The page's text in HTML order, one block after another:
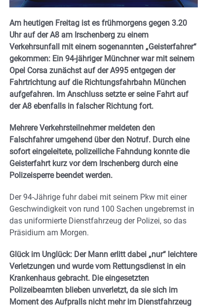
Am heutigen Freitag ist es frühmorgens gegen 3.20
Uhr auf der A8 am Irschenberg zu einem
Verkehrsunfall mit einem sogenannten „Geisterfahrer“
gekommen: Ein 94-jähriger Münchner war mit seinem
Opel Corsa zunächst auf der A995 entgegen der
Fahrtrichtung auf die Richtungsfahrbahn München
aufgefahren. Im Anschluss setzte er seine Fahrt auf
der A8 ebenfalls in falscher Richtung fort.
Mehrere Verkehrsteilnehmer meldeten den
Falschfahrer umgehend über den Notruf. Durch eine
sofort eingeleitete, polizeiliche Fahndung konnte die
Geisterfahrt kurz vor dem Irschenberg durch eine
Polizeisperre beendet werden.
Der 94-Jährige fuhr dabei mit seinem Pkw mit einer
Geschwindigkeit von rund 100 Sachen ungebremst in
das uniformierte Dienstfahrzeug der Polizei, so das
Präsidium am Morgen.
Glück im Unglück: Der Mann erlitt dabei „nur“ leichtere
Verletzungen und wurde vom Rettungsdienst in ein
Krankenhaus gebracht. Die eingesetzten
Polizeibeamten blieben unverletzt, da sie sich im
Moment des Aufpralls nicht mehr im Dienstfahrzeug